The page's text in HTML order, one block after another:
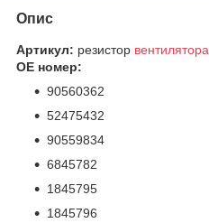
Опис
Артикул: резистор вентилятора
OE номер:
90560362
52475432
90559834
6845782
1845795
1845796